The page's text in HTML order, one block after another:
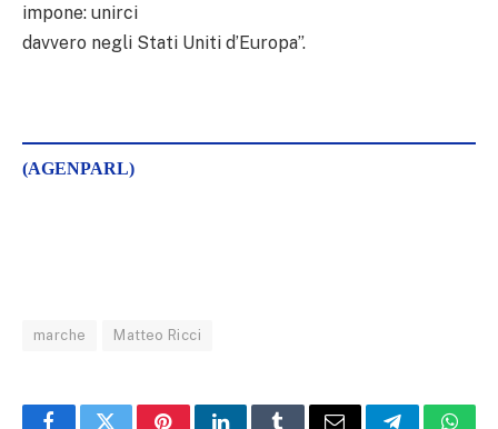
impone: unirci
davvero negli Stati Uniti d’Europa”.
(AGENPARL)
marche Matteo Ricci